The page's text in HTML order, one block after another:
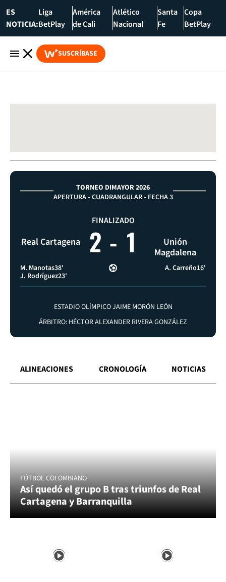
ES
NOTICIA:
Liga
BetPlay
América
de Cali
Atlético
Nacional
Santa
Fe
Copa
BetPlay
SUSCRÍBASE
TORNEO DIMAYOR 2026
APERTURA - CUADRANGULAR - FECHA 3
Real Cartagena
FINALIZADO
2 - 1
Unión
Magdalena
M. Manotas38'
J. Rodríguez23'
A. Carreño16'
ESTADIO OLÍMPICO JAIME MORÓN LEÓN
ÁRBITRO: HÉCTOR ALEXANDER RIVERA GONZÁLEZ
ALINEACIONES CRONOLOGÍA NOTICIAS
FÚTBOL COLOMBIANO
Así quedó el grupo B tras triunfos de Real
Cartagena y Barranquilla